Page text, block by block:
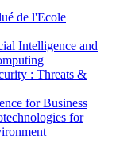
de l'Ecole
Intelligence and
: Threats &
for Business
for